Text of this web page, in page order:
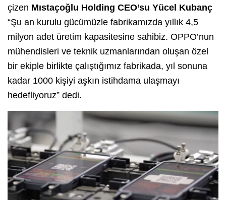
çizen Mıstaçoğlu Holding CEO’su Yücel Kubanç
“Şu an kurulu gücümüzle fabrikamızda yıllık 4,5
milyon adet üretim kapasitesine sahibiz. OPPO’nun
mühendisleri ve teknik uzmanlarından oluşan özel
bir ekiple birlikte çalıştığımız fabrikada, yıl sonuna
kadar 1000 kişiyi aşkın istihdama ulaşmayı
hedefliyoruz” dedi.